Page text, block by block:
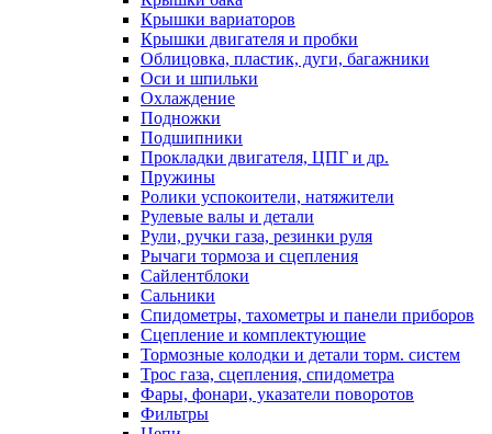
Крышки вариаторов
Крышки двигателя и пробки
Облицовка, пластик, дуги, багажники
Оси и шпильки
Охлаждение
Подножки
Подшипники
Прокладки двигателя, ЦПГ и др.
Пружины
Ролики успокоители, натяжители
Рулевые валы и детали
Рули, ручки газа, резинки руля
Рычаги тормоза и сцепления
Сайлентблоки
Сальники
Спидометры, тахометры и панели приборов
Сцепление и комплектующие
Тормозные колодки и детали торм. систем
Трос газа, сцепления, спидометра
Фары, фонари, указатели поворотов
Фильтры